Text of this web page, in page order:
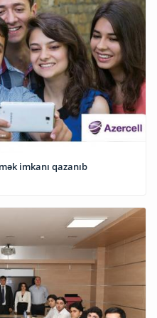
imkanı qazanıb